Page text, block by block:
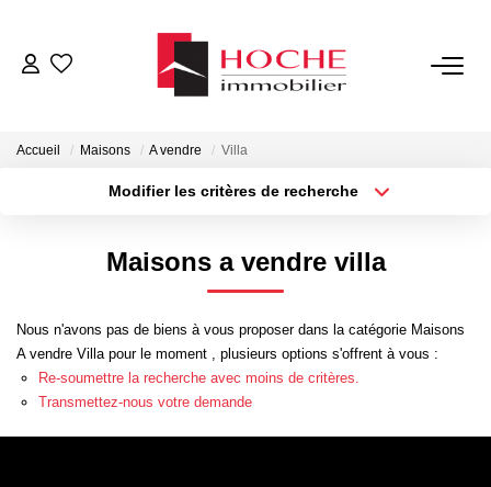
ESTIMATION
CONTACT
Accueil Maisons A vendre Villa
Modifier les critères de recherche
Type de bien
Budget max Plus de critères
Maisons a vendre villa
Nous n'avons pas de biens à vous proposer dans la catégorie Maisons
A vendre Villa pour le moment , plusieurs options s'offrent à vous :
Re-soumettre la recherche avec moins de critères.
Transmettez-nous votre demande